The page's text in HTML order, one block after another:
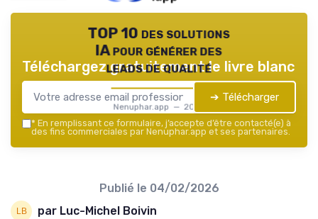
TOP 10 des solutions
IA pour générer des
leads de qualité
Nenuphar.app — 2026
Téléchargez gratuitement le livre blanc
➔ Télécharger
* En remplissant ce formulaire, j’accepte d’être contacté(e) à
des fins commerciales par Nenuphar.app et ses partenaires.
Publié le 04/02/2026
par Luc-Michel Boivin